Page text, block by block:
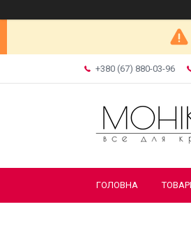
+380 (67) 880-03-96
ГОЛОВНА